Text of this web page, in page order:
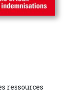
ressources